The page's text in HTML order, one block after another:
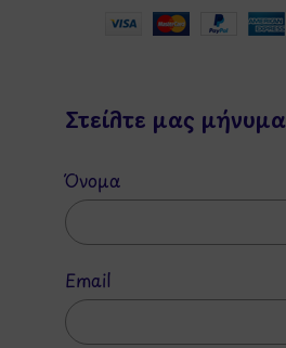
Στείλτε μας μήνυμα
Όνομα
Email